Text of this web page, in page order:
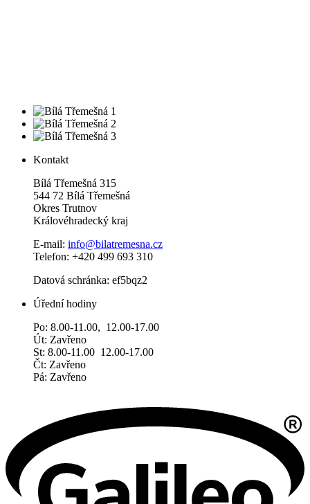
Kontakt
Bílá Třemešná 315
544 72 Bílá Třemešná
Okres Trutnov
Královéhradecký kraj
E-mail: info@bilatremesna.cz
Telefon: +420 499 693 310
Datová schránka: ef5bqz2
Úřední hodiny
Po: 8.00-11.00, 12.00-17.00
Út: Zavřeno
St: 8.00-11.00 12.00-17.00
Čt: Zavřeno
Pá: Zavřeno